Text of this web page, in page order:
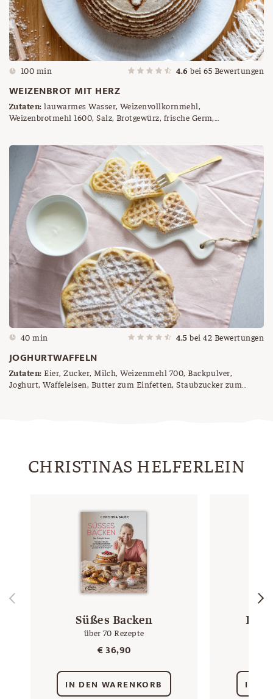
100 min 4.6 bei65 Bewertungen
WEIZENBROT MIT HERZ
Zutaten: lauwarmes Wasser, Weizenvollkornmehl,
Weizenbrotmehl 1600, Salz, Brotgewürz, frische Germ,
40 min 4.5 bei42 Bewertungen
JOGHURTWAFFELN
Zutaten: Eier, Zucker, Milch, Weizenmehl 700, Backpulver,
Joghurt, Waffeleisen, Butter zum Einfetten, Staubzucker zum
CHRISTINAS HELFERLEIN
Süßes Backen
über 70 Rezepte
€36,90
IN DEN WARENKORB IN